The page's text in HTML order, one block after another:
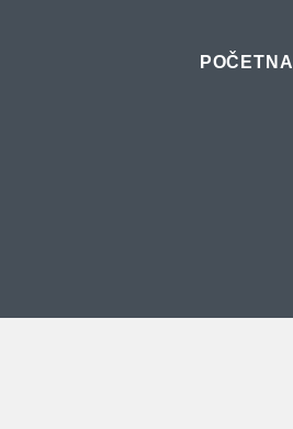
POČETNA